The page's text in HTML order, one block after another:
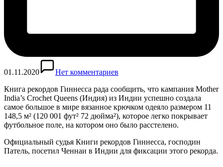
01.11.2020
Нет комментариев
Книга рекордов Гиннесса рада сообщить, что кампания Mother
India’s Crochet Queens (Индия) из Индии успешно создала
самое большое в мире вязанное крючком одеяло размером 11
148,5 м² (120 001 фут² 72 дюйма²), которое легко покрывает
футбольное поле, на котором оно было расстелено.
Официальный судья Книги рекордов Гиннесса, господин
Патель, посетил Ченнаи в Индии для фиксации этого рекорда.